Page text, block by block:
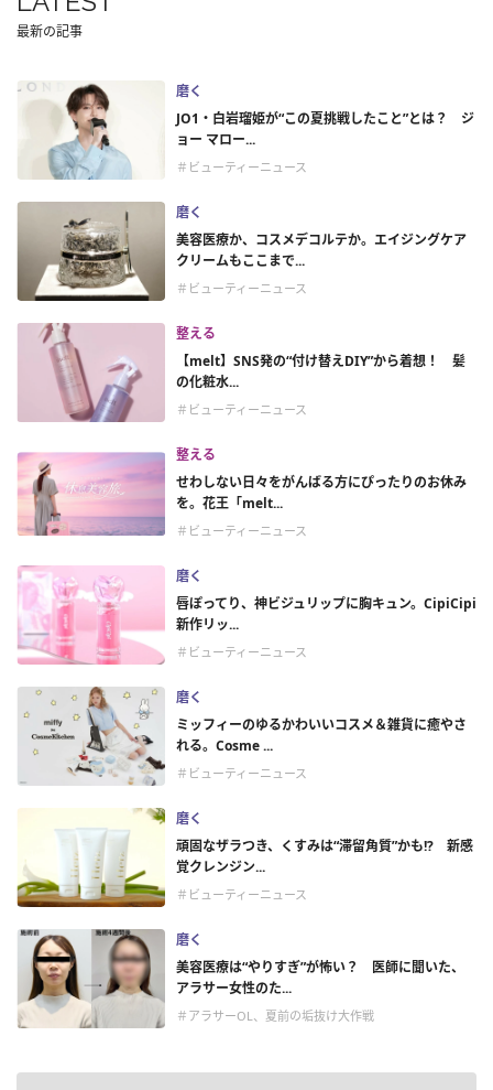
最新の記事
磨く
JO1・白岩瑠姫が“この夏挑戦したこと”とは？ ジ
ョー マロー...
＃ビューティーニュース
磨く
美容医療か、コスメデコルテか。エイジングケア
クリームもここまで...
＃ビューティーニュース
整える
【melt】SNS発の“付け替えDIY”から着想！ 髪
の化粧水...
＃ビューティーニュース
整える
せわしない日々をがんばる方にぴったりのお休み
を。花王「melt...
＃ビューティーニュース
磨く
唇ぽってり、神ビジュリップに胸キュン。CipiCipi
新作リッ...
＃ビューティーニュース
磨く
ミッフィーのゆるかわいいコスメ＆雑貨に癒やさ
れる。Cosme ...
＃ビューティーニュース
磨く
頑固なザラつき、くすみは“滞留角質”かも!? 新感
覚クレンジン...
＃ビューティーニュース
磨く
美容医療は“やりすぎ”が怖い？ 医師に聞いた、
アラサー女性のた...
＃アラサーOL、夏前の垢抜け大作戦